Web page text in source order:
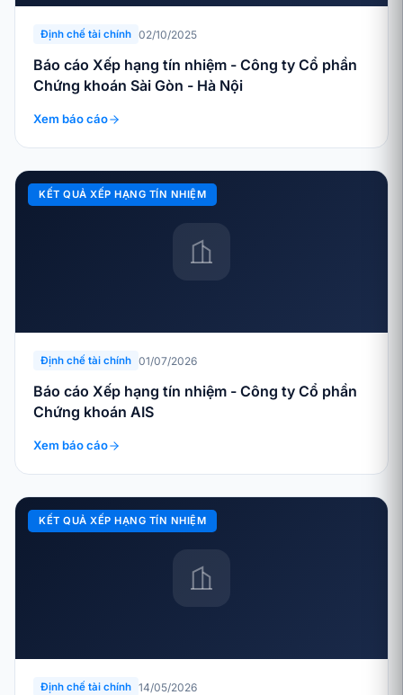
Định chế tài chính 02/10/2025
Báo cáo Xếp hạng tín nhiệm - Công ty Cổ phần
Chứng khoán Sài Gòn - Hà Nội
Xem báo cáo
KẾT QUẢ XẾP HẠNG TÍN NHIỆM
Định chế tài chính 01/07/2026
Báo cáo Xếp hạng tín nhiệm - Công ty Cổ phần
Chứng khoán AIS
Xem báo cáo
KẾT QUẢ XẾP HẠNG TÍN NHIỆM
Định chế tài chính 14/05/2026